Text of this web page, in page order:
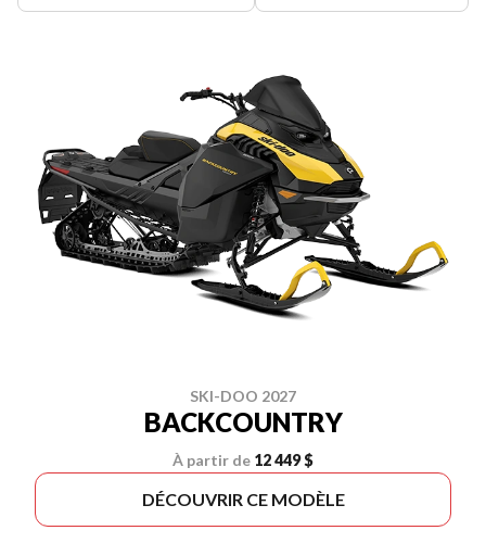
SKI-DOO 2027
BACKCOUNTRY
À partir de 12 449 $
DÉCOUVRIR CE MODÈLE